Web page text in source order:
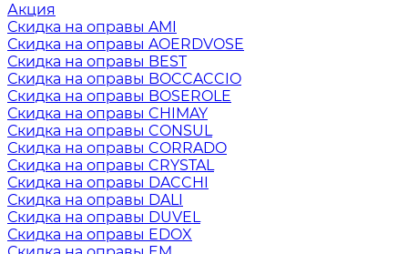
Акция
Скидка на оправы AMI
Скидка на оправы AOERDVOSE
Скидка на оправы BEST
Скидка на оправы BOCCACCIO
Скидка на оправы BOSEROLE
Скидка на оправы CHIMAY
Скидка на оправы CONSUL
Скидка на оправы CORRADO
Скидка на оправы CRYSTAL
Скидка на оправы DACCHI
Скидка на оправы DALI
Скидка на оправы DUVEL
Скидка на оправы EDOX